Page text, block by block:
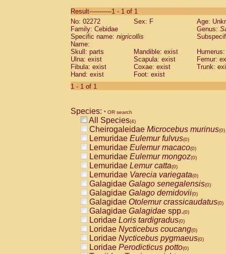
CebidaeSaguinus labiatus(0)
Cebidae Saguinus leucopus (0)
Cebidae
CebidaeSaguinus mystax
Cebidae Saguinus nigricollis (1)
Cebidae Saguinus oedipus
Cebidae Saguinus weddelli
Cebidae Saguinusspp.
Cebidae
CebidaeCebus capucinus
CebidaeCebus nigrivittatus
CebidaeCebus spp.(0)
CebidaeSaimiri boliviensis(0)
CebidaeSaimiri sciureus(0)
AtelidaeAlouatta caraya(0)
AtelidaeAlouatta fusca(0)
AtelidaeAlouatta seniculus(0)
AtelidaeAlouattaspp.(0)
AtelidaeAteles belzebuth(0)
AtelidaeAteles geoffroyi(0)
AtelidaeAteles paniscus(0)
AtelidaeAtelesspp.(0)
AtelidaeLagothrix lagothricha(0)
AtelidaeLagothrix lagothricha cana
PitheciidaeCacajao calvus
Result-----------1 - 1 of 1
No: 02272
Sex: F
Age:
Family: Cebidae
Genus:
Specific name: nigricollis
Name:
Skull: parts
Mandible: exist
Ulna: exist
Scapula: exist
Femur:
Fibula: exist
Coxae: exist
Trunk:
Hand: exist
Foot: exist
1 - 1 of 1
Species: * OR search
All Species(4)
Cheirogaleidae Microcebus murinus(0)
Lemuridae Eulemur fulvus(0)
Lemuridae Eulemur macaco(0)
Lemuridae Eulemur mongoz(0)
Lemuridae Lemur catta(0)
Lemuridae Varecia variegata(0)
Galagidae Galago senegalensis(0)
Galagidae Galago demidovii(0)
Galagidae Otolemur crassicaudatus(0)
Galagidae Galagidae spp.(0)
Loridae Loris tardigradus(0)
Loridae Nycticebus coucang(0)
Loridae Nycticebus pygmaeus(0)
Loridae Perodicticus potto(0)